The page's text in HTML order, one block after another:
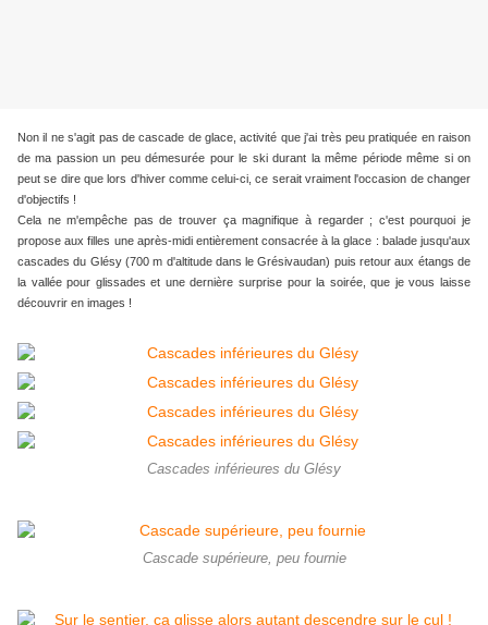
Non il ne s'agit pas de cascade de glace, activité que j'ai très peu pratiquée en raison
de ma passion un peu démesurée pour le ski durant la même période même si on
peut se dire que lors d'hiver comme celui-ci, ce serait vraiment l'occasion de changer
d'objectifs !
Cela ne m'empêche pas de trouver ça magnifique à regarder ; c'est pourquoi je
propose aux filles une après-midi entièrement consacrée à la glace : balade jusqu'aux
cascades du Glésy (700 m d'altitude dans le Grésivaudan) puis retour aux étangs de
la vallée pour glissades et une dernière surprise pour la soirée, que je vous laisse
découvrir en images !
Cascades inférieures du Glésy
Cascade supérieure, peu fournie